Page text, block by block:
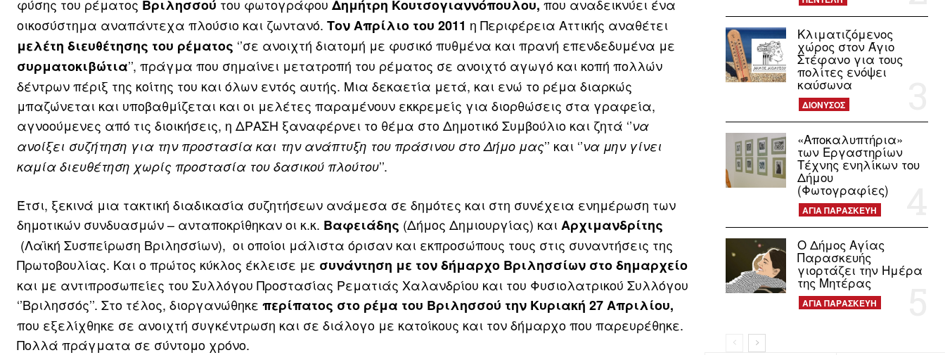
φύσης του ρέματος Βριλησσού του φωτογράφου Δημήτρη Κουτσογιαννόπουλου, που αναδεικνύει ένα
οικοσύστημα αναπάντεχα πλούσιο και ζωντανό. Τον Απρίλιο του 2011 η Περιφέρεια Αττικής αναθέτει
μελέτη διευθέτησης του ρέματος ‘’σε ανοιχτή διατομή με φυσικό πυθμένα και πρανή επενδεδυμένα με
συρματοκιβώτια’’, πράγμα που σημαίνει μετατροπή του ρέματος σε ανοιχτό αγωγό και κοπή πολλών
δέντρων πέριξ της κοίτης του και όλων εντός αυτής. Μια δεκαετία μετά, και ενώ το ρέμα διαρκώς
μπαζώνεται και υποβαθμίζεται και οι μελέτες παραμένουν εκκρεμείς για διορθώσεις στα γραφεία,
αγνοούμενες από τις διοικήσεις, η ΔΡΑΣΗ ξαναφέρνει το θέμα στο Δημοτικό Συμβούλιο και ζητά ‘’να
ανοίξει συζήτηση για την προστασία και την ανάπτυξη του πράσινου στο Δήμο μας’’ και ‘’να μην γίνει
καμία διευθέτηση χωρίς προστασία του δασικού πλούτου’’.
Έτσι, ξεκινά μια τακτική διαδικασία συζητήσεων ανάμεσα σε δημότες και στη συνέχεια ενημέρωση των
δημοτικών συνδυασμών – ανταποκρίθηκαν οι κ.κ. Βαφειάδης (Δήμος Δημιουργίας) καιΑρχιμανδρίτης
(Λαϊκή Συσπείρωση Βριλησσίων), οι οποίοι μάλιστα όρισαν και εκπροσώπους τους στις συναντήσεις της
Πρωτοβουλίας. Και ο πρώτος κύκλος έκλεισε με συνάντηση με τον δήμαρχο Βριλησσίων στο δημαρχείο
και με αντιπροσωπείες του Συλλόγου Προστασίας Ρεματιάς Χαλανδρίου και του Φυσιολατρικού Συλλόγου
‘’Βριλησσός’’. Στο τέλος, διοργανώθηκε περίπατος στο ρέμα του Βριλησσού την Κυριακή 27 Απριλίου,
που εξελίχθηκε σε ανοιχτή συγκέντρωση και σε διάλογο με κατοίκους και τον δήμαρχο που παρευρέθηκε.
Πολλά πράγματα σε σύντομο χρόνο.
Κλιματιζόμενος
χώρος στον Άγιο
Στέφανο για τους
πολίτες ενόψει
καύσωνα
ΔΙΟΝΥΣΟΣ
«Αποκαλυπτήρια»
των Εργαστηρίων
Τέχνης ενηλίκων του
Δήμου
(Φωτογραφίες)
ΑΓΙΑ ΠΑΡΑΣΚΕΥΗ
Ο Δήμος Αγίας
Παρασκευής
γιορτάζει την Ημέρα
της Μητέρας
ΑΓΙΑ ΠΑΡΑΣΚΕΥΗ